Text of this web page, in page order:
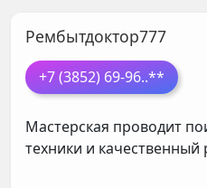
Рембытдоктор777
+7 (3852) 69-96..**
Мастерская проводит
техники и